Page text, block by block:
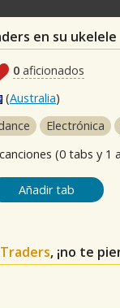
en su ukelele
0 aficionados
(Australia)
Electrónica
canciones (0 tabs y 1
Añadir tab
, ¡no te